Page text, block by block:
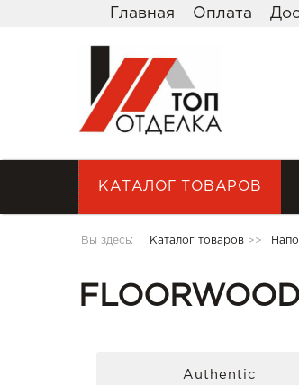
Главная Оплата
КАТАЛОГ ТОВАРОВ
Вы здесь: Каталог товаров >>
Authentic